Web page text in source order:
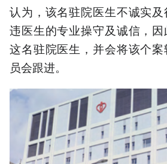
认为，该名驻院医生不诚实
违医生的专业操守及诚信，
这名驻院医生，并会将该个
员会跟进。